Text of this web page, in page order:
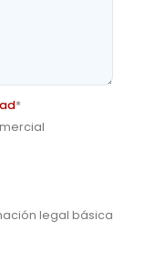
*
legal básica